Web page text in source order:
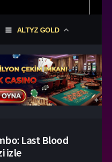
ALTYZ GOLD
Last Blood
izle